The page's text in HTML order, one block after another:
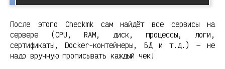
После этого Checkmk сам найдёт все сервисы на
сервере (CPU, RAM, диск, процессы, логи,
сертификаты, Docker-контейнеры, БД и т.д.) — не
надо вручную прописывать каждый чек!